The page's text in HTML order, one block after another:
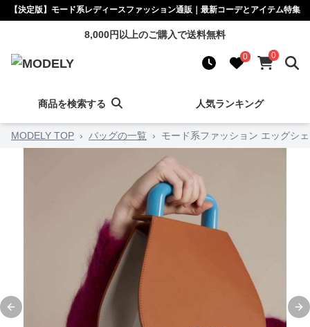
【決定版】モード系レディースファッション通販｜最新コーデとアイテム特集
8,000円以上のご購入で送料無料
0 0
商品を検索する 人気ランキング
MODELY TOP › バッグの一覧 › モード系ファッション エッグシ
Previous slide